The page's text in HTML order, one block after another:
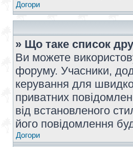
Догори
» Що таке список
Ви можете
форуму. Учасники,
керування для
приватних
від встановленого
його повідомлення
Догори